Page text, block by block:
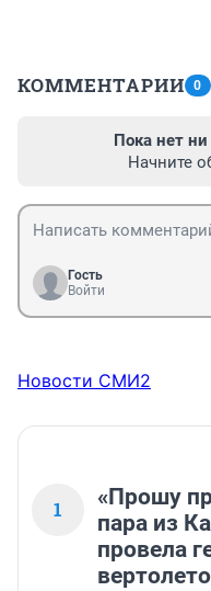
КОММЕНТАРИИ 0
Пока нет
Начните
Гость
Войти
Новости СМИ2
1
«Прошу
пара из
провела